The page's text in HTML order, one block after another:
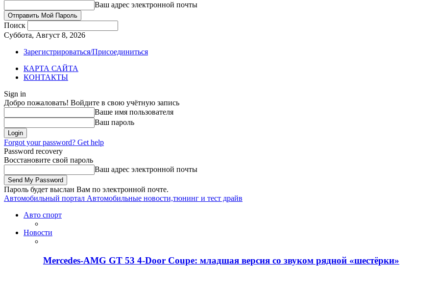
Ваш адрес электронной почты
Поиск
Суббота, Август 8, 2026
Зарегистрироваться/Присоединиться
КАРТА САЙТА
КОНТАКТЫ
Sign in
Добро пожаловать! Войдите в свою учётную запись
Ваше имя пользователя
Ваш пароль
Forgot your password? Get help
Password recovery
Восстановите свой пароль
Ваш адрес электронной почты
Пароль будет выслан Вам по электронной почте.
Автомобильный портал Автомобильные новости,тюнинг и тест драйв
Авто спорт
Новости
Mercedes-AMG GT 53 4-Door Coupe: младшая версия со звуком рядной «шестёрки»